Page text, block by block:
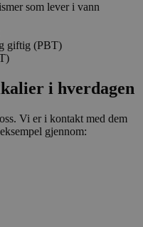
som lever i vann
giftig (PBT)
i hverdagen
Vi er i kontakt med dem
gjennom: